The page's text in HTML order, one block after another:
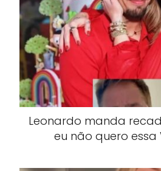
Leonardo manda
eu não quero essa